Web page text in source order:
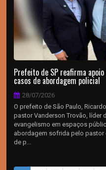
Prefeito de SP reafirma
casos de abordagem policial
28/07/2026
O prefeito de São Paulo,
pastor Vanderson Trovão, líder
evangelismo em espaços
abordagem sofrida pelo pastor
de p...